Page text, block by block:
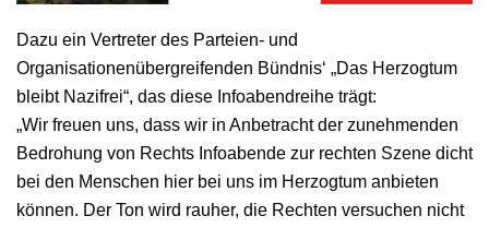
Dazu ein Vertreter des Parteien- und
Organisationenübergreifenden Bündnis‘ „Das Herzogtum
bleibt Nazifrei“, das diese Infoabendreihe trägt:
„Wir freuen uns, dass wir in Anbetracht der zunehmenden
Bedrohung von Rechts Infoabende zur rechten Szene dicht
bei den Menschen hier bei uns im Herzogtum anbieten
können. Der Ton wird rauher, die Rechten versuchen nicht